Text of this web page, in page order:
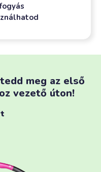
meg az első
vezető úton!